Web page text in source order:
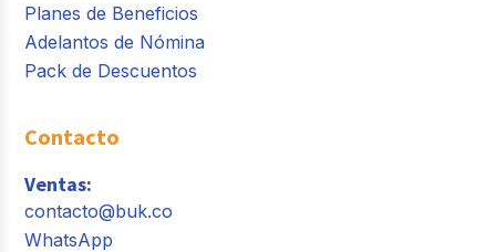
Planes de Beneficios
Adelantos de Nómina
Pack de Descuentos
Contacto
Ventas:
contacto@buk.co
WhatsApp